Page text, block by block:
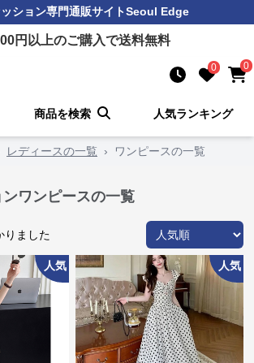
ション専門通販サイトSeoul Edge
円以上のご購入で送料無料
0 0
商品を検索 人気ランキング
レディースの一覧 › ワンピースの一覧
ワンピースの一覧
りました
人気 人気